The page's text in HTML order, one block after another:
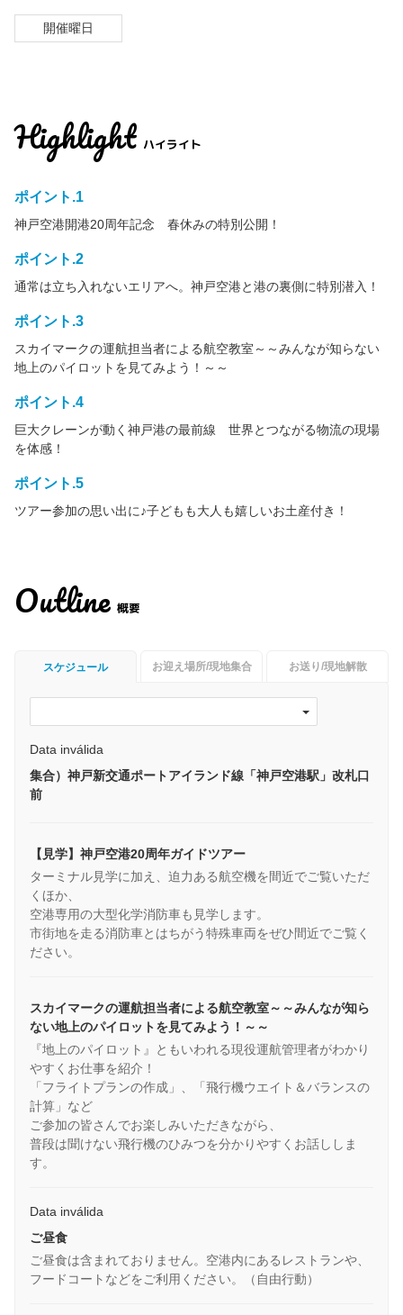
開催曜日
Highlight ハイライト
ポイント.1
神戸空港開港20周年記念 春休みの特別公開！
ポイント.2
通常は立ち入れないエリアへ。神戸空港と港の裏側に特別潜入！
ポイント.3
スカイマークの運航担当者による航空教室～～みんなが知らない
地上のパイロットを見てみよう！～～
ポイント.4
巨大クレーンが動く神戸港の最前線 世界とつながる物流の現場
を体感！
ポイント.5
ツアー参加の思い出に♪子どもも大人も嬉しいお土産付き！
Outline 概要
スケジュール お迎え場所/現地集合 お送り/現地解散
Data inválida
集合）神戸新交通ポートアイランド線「神戸空港駅」改札口
前
【見学】神戸空港20周年ガイドツアー
ターミナル見学に加え、迫力ある航空機を間近でご覧いただ
くほか、
空港専用の大型化学消防車も見学します。
市街地を走る消防車とはちがう特殊車両をぜひ間近でご覧く
ださい。
スカイマークの運航担当者による航空教室～～みんなが知ら
ない地上のパイロットを見てみよう！～～
『地上のパイロット』ともいわれる現役運航管理者がわかり
やすくお仕事を紹介！
「フライトプランの作成」、「飛行機ウエイト＆バランスの
計算」など
ご参加の皆さんでお楽しみいただきながら、
普段は聞けない飛行機のひみつを分かりやすくお話ししま
す。
Data inválida
ご昼食
ご昼食は含まれておりません。空港内にあるレストランや、
フードコートなどをご利用ください。（自由行動）